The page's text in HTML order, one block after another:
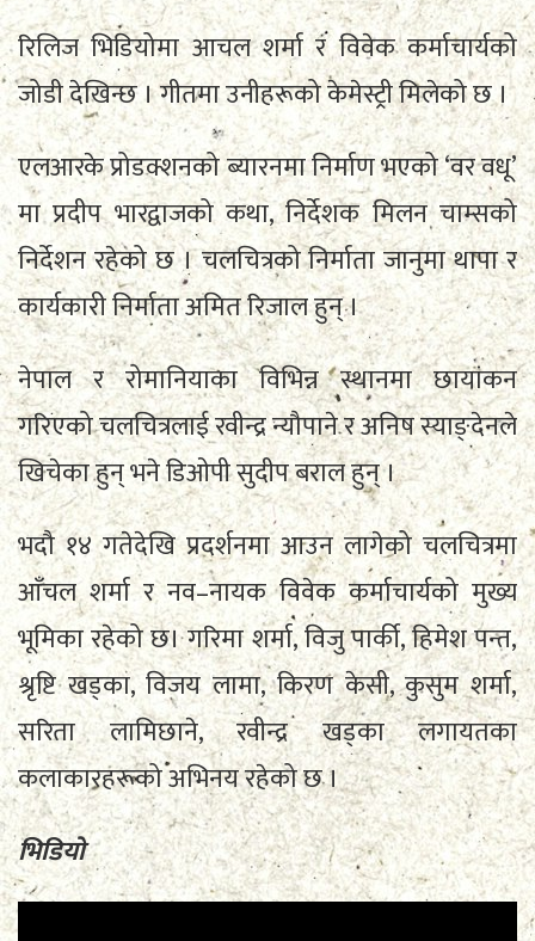
रिलिज भिडियोमा आचल शर्मा र विवेक कर्माचार्यको
जोडी देखिन्छ । गीतमा उनीहरूको केमेस्ट्री मिलेको छ ।
एलआरके प्रोडक्शनको ब्यारनमा निर्माण भएको ‘वर वधू’
मा प्रदीप भारद्वाजको कथा, निर्देशक मिलन चाम्सको
निर्देशन रहेको छ । चलचित्रको निर्माता जानुमा थापा र
कार्यकारी निर्माता अमित रिजाल हुन् ।
नेपाल र रोमानियाका विभिन्न स्थानमा छायांकन
गरिएको चलचित्रलाई रवीन्द्र न्यौपाने र अनिष स्याङ्देनले
खिचेका हुन् भने डिओपी सुदीप बराल हुन् ।
भदौ १४ गतेदेखि प्रदर्शनमा आउन लागेको चलचित्रमा
आँचल शर्मा र नव–नायक विवेक कर्माचार्यको मुख्य
भूमिका रहेको छ। गरिमा शर्मा, विजु पार्की, हिमेश पन्त,
श्रृष्टि खड्का, विजय लामा, किरण केसी, कुसुम शर्मा,
सरिता लामिछाने, रवीन्द्र खड्का लगायतका
कलाकारहरूको अभिनय रहेको छ ।
भिडियो